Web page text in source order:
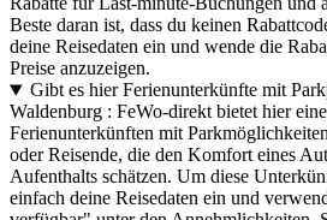
Beste daran ist, dass du keinen
deine Reisedaten ein und wende die
Preise anzuzeigen.
Gibt es hier Ferienunterkünfte mit
Waldenburg : FeWo-direkt bietet hier
Ferienunterkünften mit
oder Reisende, die den Komfort eines
Aufenthalts schätzen. Um diese
einfach deine Reisedaten ein und